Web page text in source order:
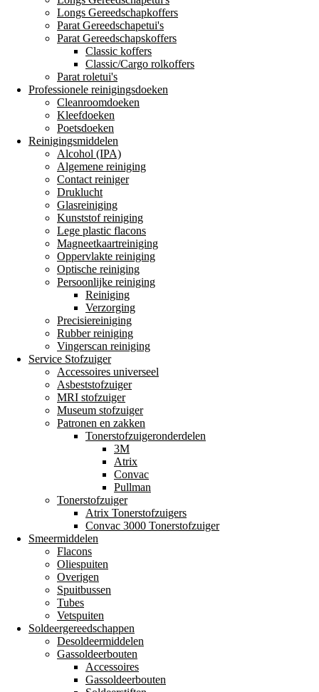
Longs Gereedschapkoffers
Parat Gereedschapetui's
Parat Gereedschapskoffers
Classic koffers
Classic/Cargo rolkoffers
Parat roletui's
Professionele reinigingsdoeken
Cleanroomdoeken
Kleefdoeken
Poetsdoeken
Reinigingsmiddelen
Alcohol (IPA)
Algemene reiniging
Contact reiniger
Druklucht
Glasreiniging
Kunststof reiniging
Lege plastic flacons
Magneetkaartreiniging
Oppervlakte reiniging
Optische reiniging
Persoonlijke reiniging
Reiniging
Verzorging
Precisiereiniging
Rubber reiniging
Vingerscan reiniging
Service Stofzuiger
Accessoires universeel
Asbeststofzuiger
MRI stofzuiger
Museum stofzuiger
Patronen en zakken
Tonerstofzuigeronderdelen
3M
Atrix
Convac
Pullman
Tonerstofzuiger
Atrix Tonerstofzuigers
Convac 3000 Tonerstofzuiger
Smeermiddelen
Flacons
Oliespuiten
Overigen
Spuitbussen
Tubes
Vetspuiten
Soldeergereedschappen
Desoldeermiddelen
Gassoldeerbouten
Accessoires
Gassoldeerbouten